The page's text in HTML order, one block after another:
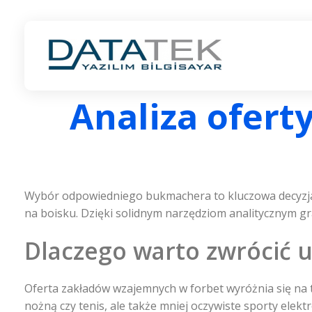
Analiza
Wybór odpowiedniego bukmachera to kluczowa
na boisku. Dzięki solidnym narzędziom analitycznym
Dlaczego warto zwrócić
Oferta zakładów wzajemnych w forbet wyróżnia się
nożną czy tenis, ale także mniej oczywiste sporty